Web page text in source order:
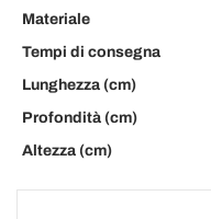
Materiale
Tempi di consegna
Lunghezza (cm)
Profondità (cm)
Altezza (cm)